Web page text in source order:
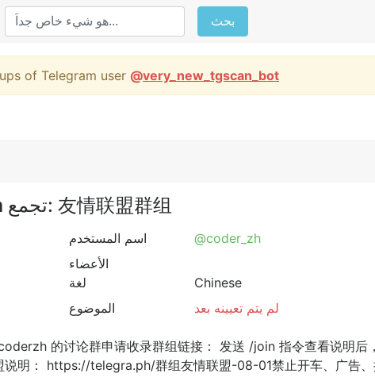
بحث
of Telegram user @very_new_tgscan_bot
Telegram تجمع: 友情联盟群组
اسم المستخدم
@coder_zh
الأعضاء
لغة
Chinese
الموضوع
لم يتم تعيينه بعد
的讨论群申请收录群组链接： 发送 /join 指令查看说明
明： https://telegra.ph/群组友情联盟-08-01禁止开车、广告